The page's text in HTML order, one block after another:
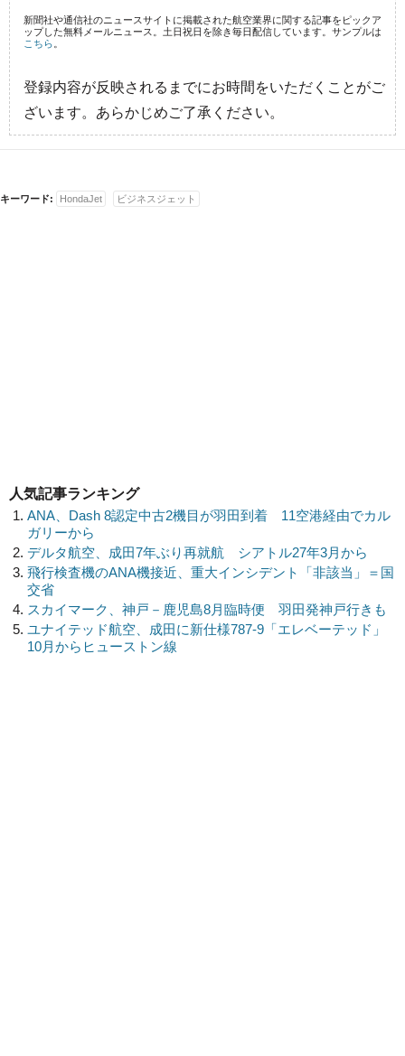
新聞社や通信社のニュースサイトに掲載された航空業界に関する記事をピックア
ップした無料メールニュース。土日祝日を除き毎日配信しています。サンプルは
こちら
登録内容が反映されるまでにお時間をいただくことがご
ざいます。あらかじめご了承ください。
キーワード: HondaJet ビジネスジェット
人気記事ランキング
ANA、Dash 8認定中古2機目が羽田到着 11空港経由でカル
ガリーから
デルタ航空、成田7年ぶり再就航 シアトル27年3月から
飛行検査機のANA機接近、重大インシデント「非該当」＝国
交省
スカイマーク、神戸－鹿児島8月臨時便 羽田発神戸行きも
ユナイテッド航空、成田に新仕様787-9「エレベーテッド」
10月からヒューストン線